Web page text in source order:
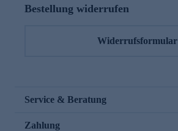
Bestellung widerrufen
Widerrufsformular
Service & Beratung
Zahlung